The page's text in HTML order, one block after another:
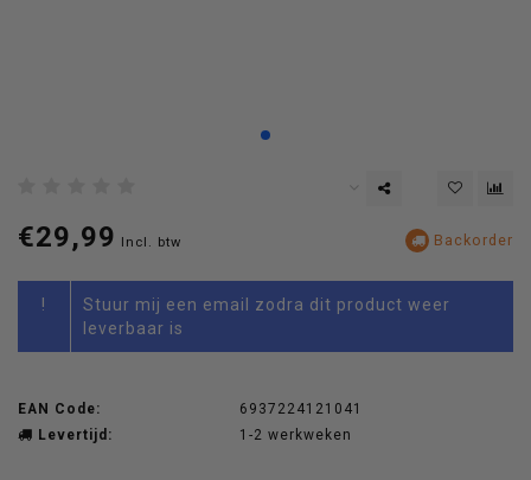
€29,99 Incl. btw Backorder
!
Stuur mij een email zodra dit product weer
leverbaar is
EAN Code:
6937224121041
Levertijd:
1-2 werkweken